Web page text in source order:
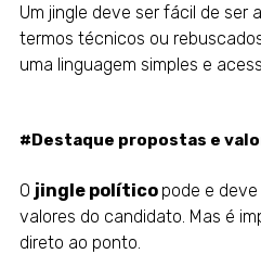
Um jingle deve ser fácil de ser
termos técnicos ou
uma linguagem simples e
#Destaque propostas e
O jingle político pode e
valores do candidato. Mas é
direto ao ponto.